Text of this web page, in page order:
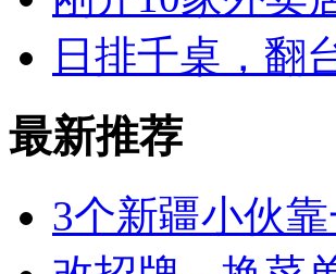
日排千桌，翻
最新推荐
3个新疆小伙